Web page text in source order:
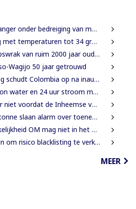
van mes beroofd van mobiele telefoon
temperaturen tot 34 graden
ruim 2000 jaar oud ontdekt bij Sicilië
Wagijo 50 jaar getrouwd
op na inauguratie van hardline president
uur stroom moeten ook afgelegen dorpen bereiken
de Inheemse volken er waren
prostitutie, drugshandel en overlast door vreemdelingen
OM mag niet in het gedrang komen
risico blacklisting te verkleinen
MEER